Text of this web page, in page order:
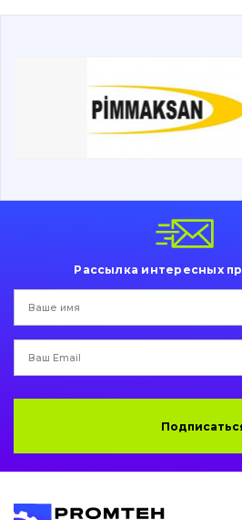
Ходовая часть
Ножи, режущие кромки
Защита (ковша, адаптера)
Пальци и втулки
Гидравлика
написати
Рассылка интересных